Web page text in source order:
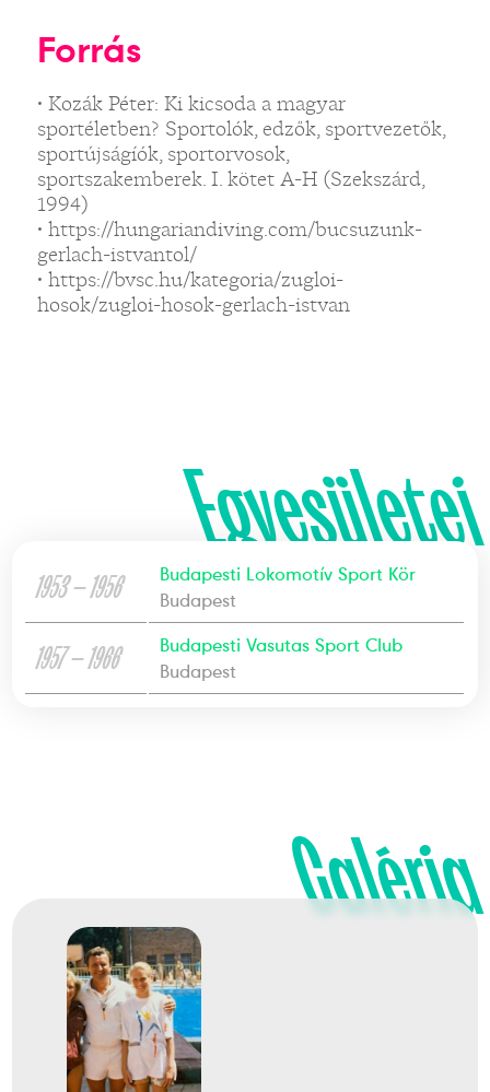
Forrás
• Kozák Péter: Ki kicsoda a magyar
sportéletben? Sportolók, edzők, sportvezetők,
sportújságíók, sportorvosok,
sportszakemberek. I. kötet A-H (Szekszárd,
1994)
• https://hungariandiving.com/bucsuzunk-
gerlach-istvantol/
• https://bvsc.hu/kategoria/zugloi-
hosok/zugloi-hosok-gerlach-istvan
Egyesületei
1953 — 1956
Budapesti Lokomotív Sport Kör
Budapest
1957 — 1966
Budapesti Vasutas Sport Club
Budapest
Galéria